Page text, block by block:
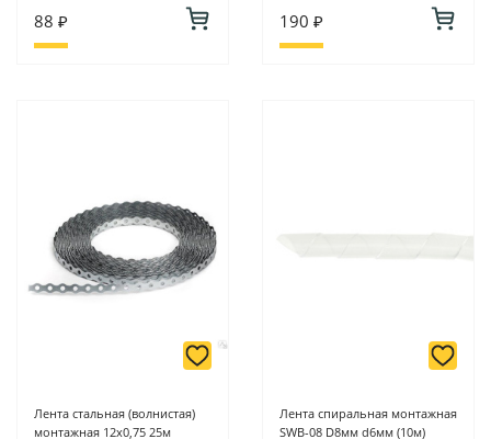
88 ₽ 190 ₽
Лента стальная (волнистая)
монтажная 12х0,75 25м
Лента спиральная монтажная
SWB-08 D8мм d6мм (10м)